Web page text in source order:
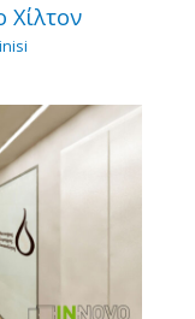
Χίλτον